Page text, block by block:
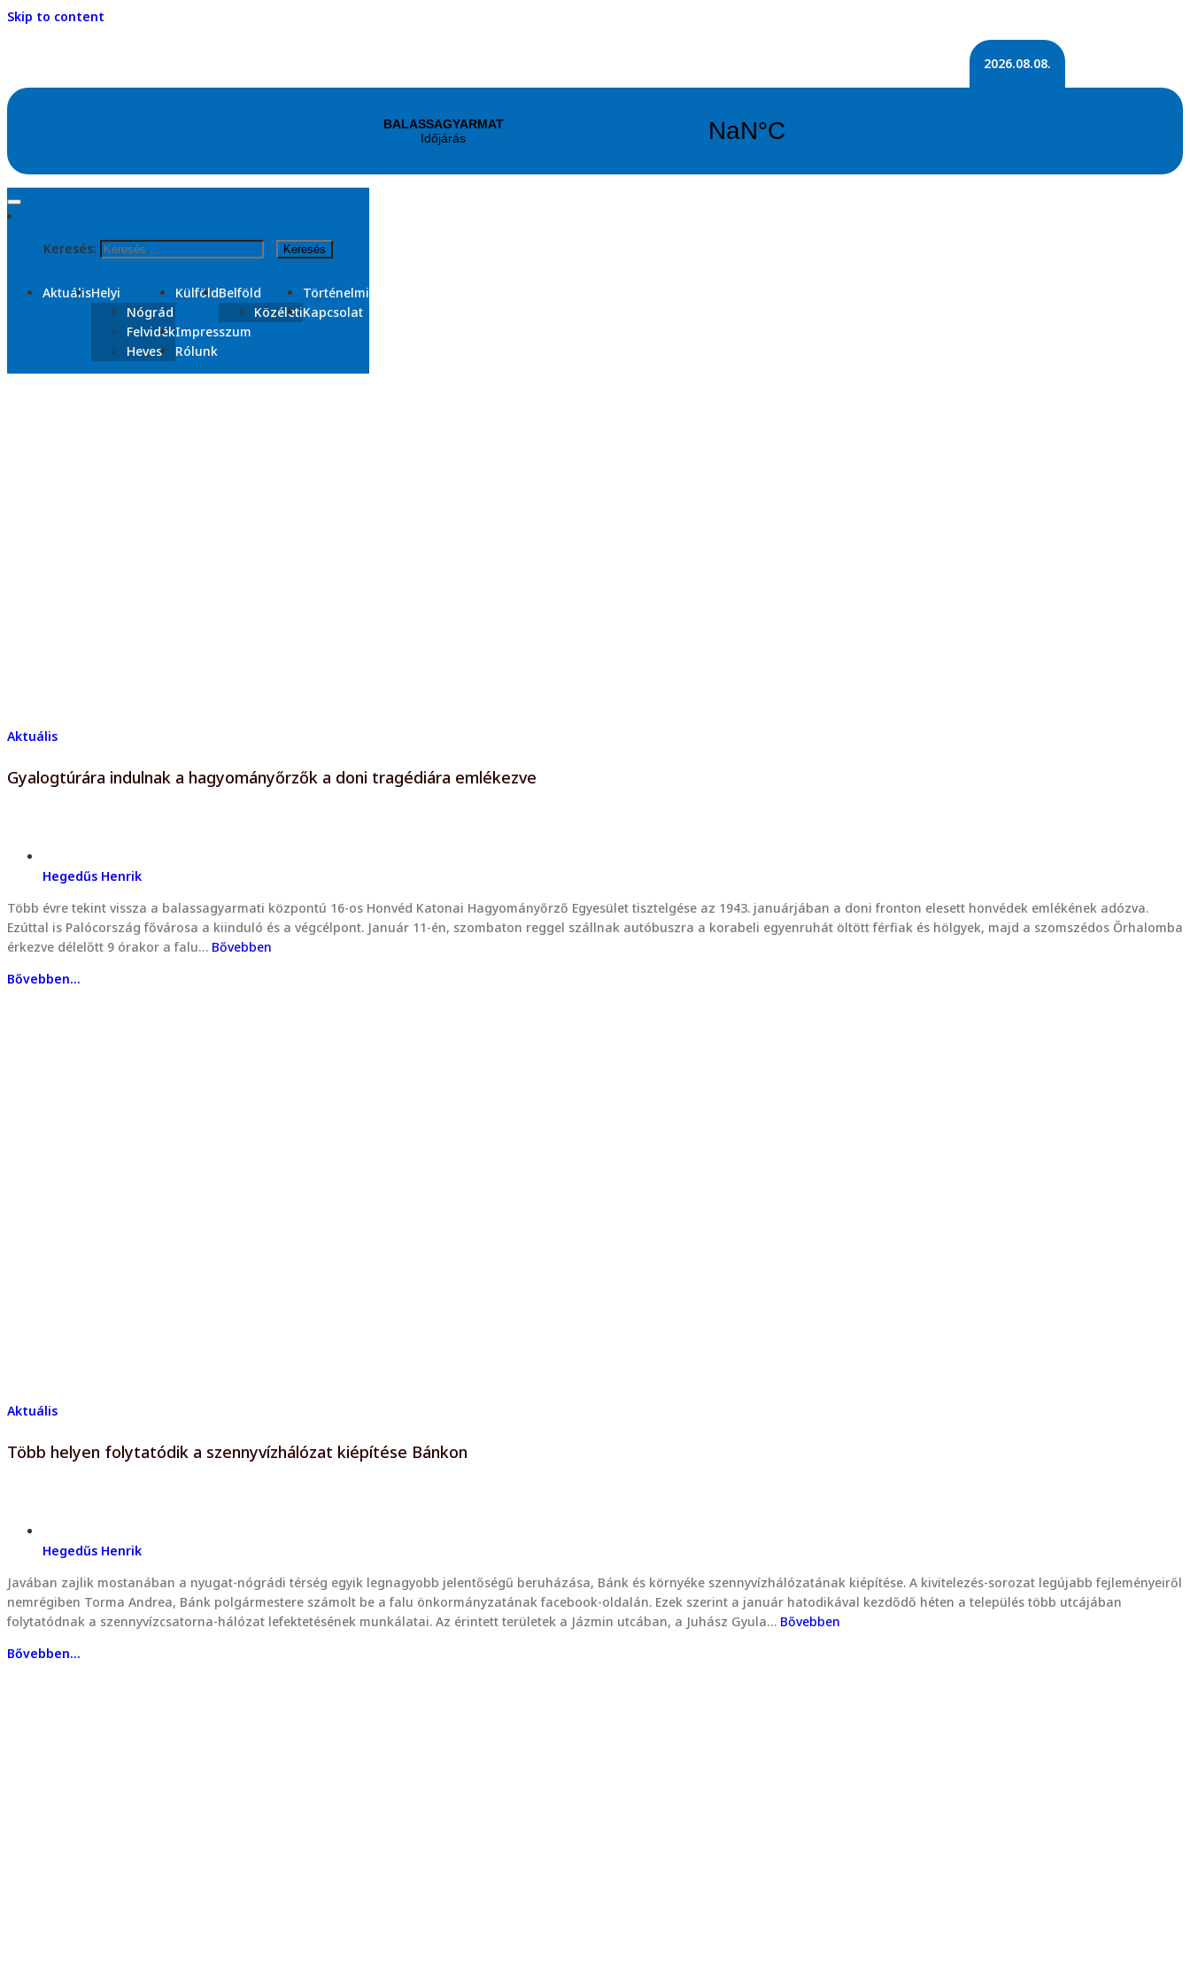
Skip to content
2026.08.08.
Keresés:
AktuálisHelyi
Nógrád
Felvidék
Heves
KülföldBelföld
Közéleti
Történelmi
Kapcsolat
Impresszum
Rólunk
január
Nap:2025. január 9.
Aktuális
Gyalogtúrára indulnak a hagyományőrzők a doni tragédiára emlékezve
Hegedűs Henrik
Több évre tekint vissza a balassagyarmati központú 16-os Honvéd Katonai Hagyományőrző Egyesület tisztelgése az 1943. januárjában a doni fronton elesett honvédek emlékének adózva.
Ezúttal is Palócország fővárosa a kiinduló és a végcélpont. Január 11-én, szombaton reggel szállnak autóbuszra a korabeli egyenruhát öltött férfiak és hölgyek, majd a szomszédos Őrhalomba
érkezve délelőtt 9 órakor a falu… Bővebben
Bővebben...
Aktuális
Több helyen folytatódik a szennyvízhálózat kiépítése Bánkon
Hegedűs Henrik
Javában zajlik mostanában a nyugat-nógrádi térség egyik legnagyobb jelentőségű beruházása, Bánk és környéke szennyvízhálózatának kiépítése. A kivitelezés-sorozat legújabb fejleményeiről
nemrégiben Torma Andrea, Bánk polgármestere számolt be a falu önkormányzatának facebook-oldalán. Ezek szerint a január hatodikával kezdődő héten a település több utcájában
folytatódnak a szennyvízcsatorna-hálózat lefektetésének munkálatai. Az érintett területek a Jázmin utcában, a Juhász Gyula… Bővebben
Bővebben...